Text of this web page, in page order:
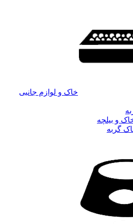
خاک و لوازم جانبی
و بیلچه
گربه